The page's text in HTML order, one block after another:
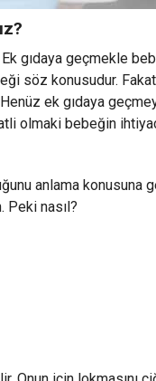
gıdaya geçmekle
söz konusudur.
ek gıdaya
olmaki bebeğin
anlama konusuna
Peki nasıl?